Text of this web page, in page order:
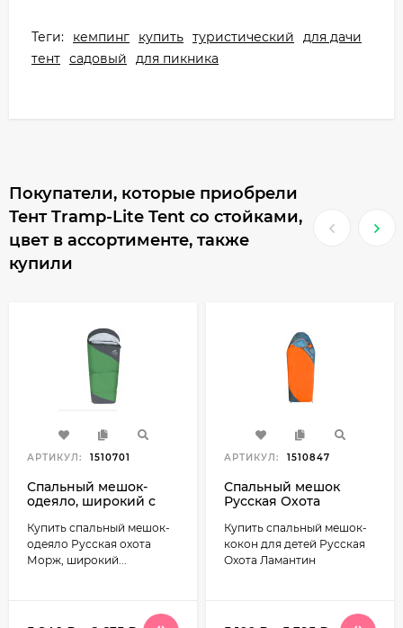
Теги: кемпинг купить туристический
для дачи
тент садовый для пикника
Покупатели, которые приобрели
Тент Tramp-Lite Tent со стойками,
цвет в ассортименте, также
купили
АРТИКУЛ: 1510701
Спальный мешок-
одеяло, широкий с
Русская охота Морж
Купить спальный мешок-
одеяло Русская охота
Морж, широкий...
АРТИКУЛ: 1510847
Спальный мешок
Русская Охота
Купить спальный мешок-
кокон для детей Русская
Охота Ламантин